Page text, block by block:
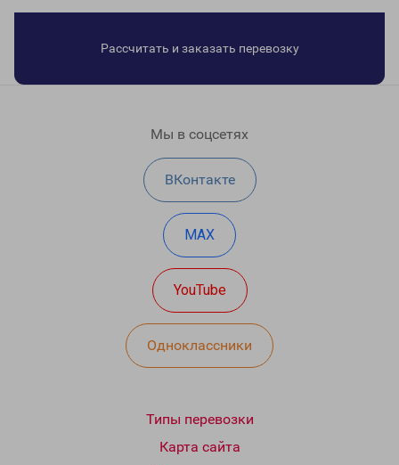
Рассчитать и заказать перевозку
Мы в соцсетях
ВКонтакте
MAX
YouTube
Одноклассники
Типы перевозки
Карта сайта